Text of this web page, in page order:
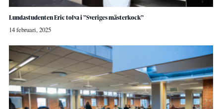
Lundastudenten Eric tolva i ”Sveriges mästerkock”
14 februari, 2025